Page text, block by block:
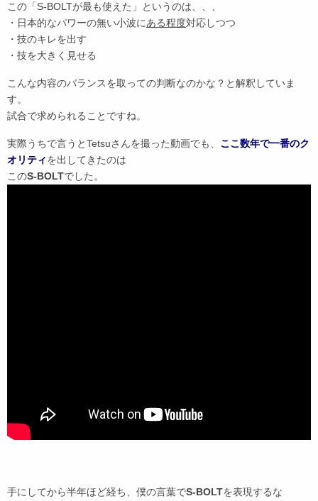
この「S-BOLTが最も使えた」というのは、、、
・日本的なパワーの無い小波にある程度対応しつつ
・技のキレを出す
・技を大きく見せる
こんな内容のバランスを取っての判断なのかな？と解釈していま
す。
試合で求められることですね。
実際うちで言うとTetsuさんを撮った動画でも、 ここ数年で一番のク
オリティを出してきたのは
このS-BOLTでした。
手にしてから半年ほど経ち、僕の言葉でS-BOLTを表現するな